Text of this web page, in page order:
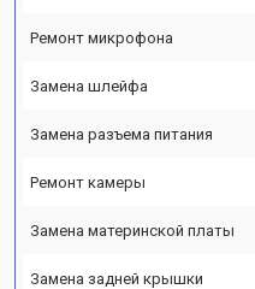
Ремонт микрофона
Замена шлейфа
Замена разъема питания
Ремонт камеры
Замена материнской платы
Замена задней крышки